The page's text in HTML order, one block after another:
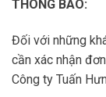
THÔNG BÁO:
Đối với những
cần xác nhận
Công ty Tuấn